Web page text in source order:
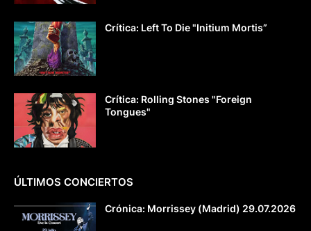
Crítica: Left To Die "Initium Mortis”
Crítica: Rolling Stones "Foreign
Tongues"
ÚLTIMOS CONCIERTOS
Crónica: Morrissey (Madrid) 29.07.2026